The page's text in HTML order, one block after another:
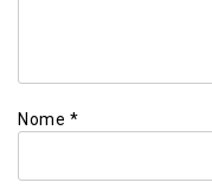
Nome *